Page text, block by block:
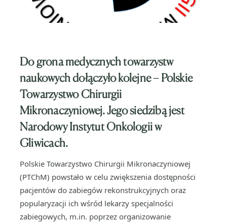
Do grona medycznych towarzystw
naukowych dołączyło kolejne – Polskie
Towarzystwo Chirurgii
Mikronaczyniowej. Jego siedzibą jest
Narodowy Instytut Onkologii w
Gliwicach.
Polskie Towarzystwo Chirurgii Mikronaczyniowej
(PTChM) powstało w celu zwiększenia dostępności
pacjentów do zabiegów rekonstrukcyjnych oraz
popularyzacji ich wśród lekarzy specjalności
zabiegowych, m.in. poprzez organizowanie